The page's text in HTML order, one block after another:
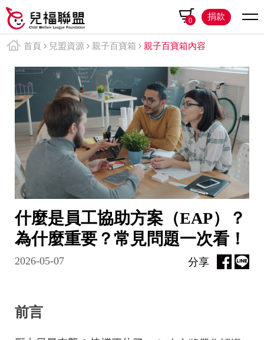
0 捐款
首頁 兒盟資源 親子百寶箱 親子百寶箱內容
什麼是員工協助方案（EAP）？
為什麼重要？常見問題一次看！
2026-05-07 分享
前言